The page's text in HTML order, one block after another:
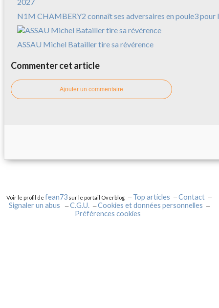
N1M CHAMBERY2 connaît ses adversaires en poule3 pour
ASSAU Michel Batailler tire sa révérence
Commenter cet article
Ajouter un commentaire
Voir le profil defean73 sur le portail Overblog Top articles
Contact
Signaler un abus
C.G.U.
Cookies et données personnelles
Préférences cookies